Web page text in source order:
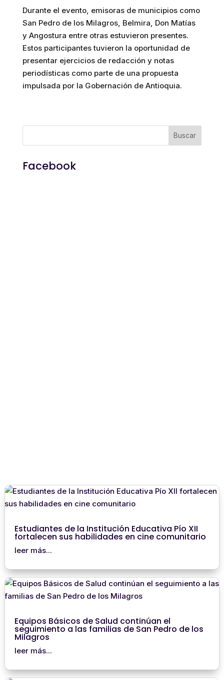
Durante el evento, emisoras de municipios como
San Pedro de los Milagros, Belmira, Don Matías
y Angostura entre otras estuvieron presentes.
Estos participantes tuvieron la oportunidad de
presentar ejercicios de redacción y notas
periodísticas como parte de una propuesta
impulsada por la Gobernación de Antioquia.
Facebook
Estudiantes de la Institución Educativa Pío XII
fortalecen sus habilidades en cine comunitario
leer más...
Equipos Básicos de Salud continúan el
seguimiento a las familias de San Pedro de los
Milagros
leer más...